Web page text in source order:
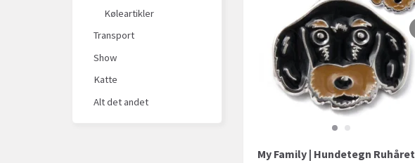
Køleartikler
Transport
Show
Katte
Alt det andet
My Family | Hundetegn Ruhåret